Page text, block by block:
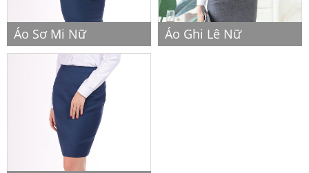
Áo Sơ Mi Nữ Áo Ghi Lê Nữ